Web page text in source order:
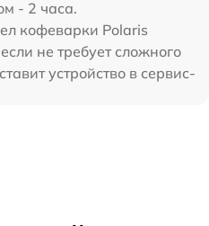
- 2 часа.
кофеварки Polaris
не требует сложного
устройство в сервис-